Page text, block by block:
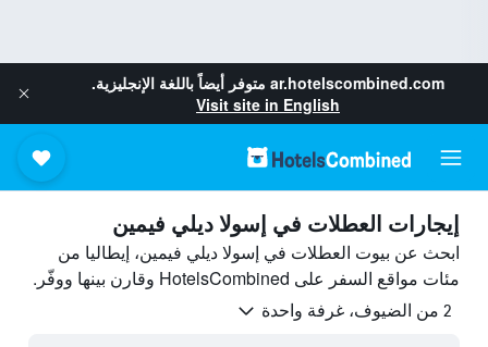
ar.hotelscombined.com متوفر أيضاً باللغة الإنجليزية.
Visit site in English
إيجارات العطلات في إسولا ديلي فيمين
ابحث عن بيوت العطلات في إسولا ديلي فيمين، إيطاليا من
مئات مواقع السفر على HotelsCombined وقارن بينها ووفّر.
2 من الضيوف، غرفة واحدة